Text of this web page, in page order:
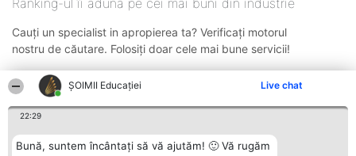
ȘOIMII Educației Live chat
22:29
Bună, suntem încântați să vă ajutăm! 🙂 Vă rugăm
Ranking-ul îi adună pe cei mai buni din industrie
Cauți un specialist in apropierea ta? Verificați motorul
nostru de căutare. Folosiți doar cele mai bune servicii!